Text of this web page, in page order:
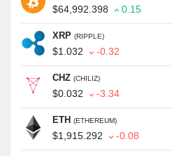
$64,992.398 0.15
XRP (RIPPLE)
$1.032 -0.32
CHZ (CHILIZ)
$0.032 -3.34
ETH (ETHEREUM)
$1,915.292 -0.08